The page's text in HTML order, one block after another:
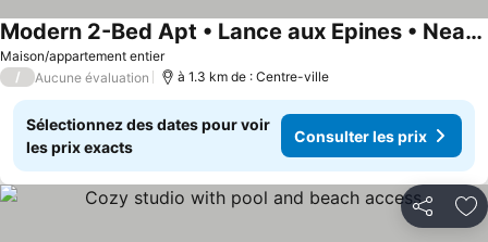
Maison/appartement entier
Modern 2-Bed Apt • Lance aux Epines • Near Grand Anse Beach
/ Aucune évaluation à 1.3 km de : Centre-ville
Sélectionnez des dates pour voir
les prix exacts
Consulter les prix
Partager